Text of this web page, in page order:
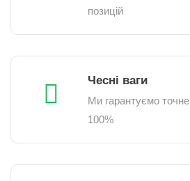
позицій
Чесні ваги
Ми гарантуємо
100%